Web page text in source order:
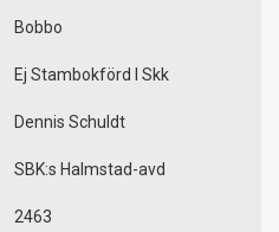
Bobbo
Ej Stambokförd I Skk
Dennis Schuldt
SBK:s Halmstad-avd
2463